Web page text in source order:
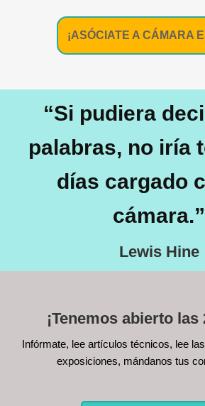
¡ASÓCIATE A CÁMARA
“Si pudiera
palabras, no iría
días cargado
cámara.”
Lewis Hine
¡Tenemos abierto las
Infórmate, lee artículos técnicos, lee
exposiciones, mándanos tus